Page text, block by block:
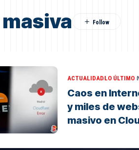
ACTUALIDADLO ÚLTIMO
Caos en
y miles de
masivo en